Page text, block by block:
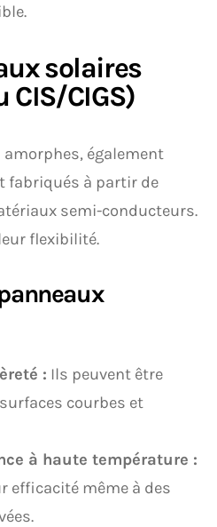
solaires
CIS/CIGS)
également
fabriqués à partir de
semi-conducteurs.
flexibilité.
: Ils peuvent être
courbes et
à haute température :
efficacité même à des